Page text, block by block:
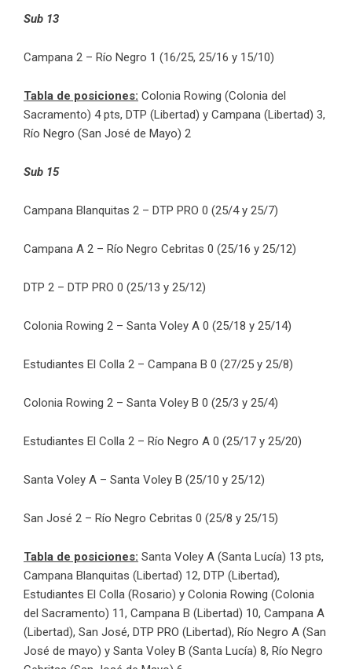
Sub 13
Campana 2 – Río Negro 1 (16/25, 25/16 y 15/10)
Tabla de posiciones: Colonia Rowing (Colonia del
Sacramento) 4 pts, DTP (Libertad) y Campana (Libertad) 3,
Río Negro (San José de Mayo) 2
Sub 15
Campana Blanquitas 2 – DTP PRO 0 (25/4 y 25/7)
Campana A 2 – Río Negro Cebritas 0 (25/16 y 25/12)
DTP 2 – DTP PRO 0 (25/13 y 25/12)
Colonia Rowing 2 – Santa Voley A 0 (25/18 y 25/14)
Estudiantes El Colla 2 – Campana B 0 (27/25 y 25/8)
Colonia Rowing 2 – Santa Voley B 0 (25/3 y 25/4)
Estudiantes El Colla 2 – Río Negro A 0 (25/17 y 25/20)
Santa Voley A – Santa Voley B (25/10 y 25/12)
San José 2 – Río Negro Cebritas 0 (25/8 y 25/15)
Tabla de posiciones: Santa Voley A (Santa Lucía) 13 pts,
Campana Blanquitas (Libertad) 12, DTP (Libertad),
Estudiantes El Colla (Rosario) y Colonia Rowing (Colonia
del Sacramento) 11, Campana B (Libertad) 10, Campana A
(Libertad), San José, DTP PRO (Libertad), Río Negro A (San
José de mayo) y Santa Voley B (Santa Lucía) 8, Río Negro